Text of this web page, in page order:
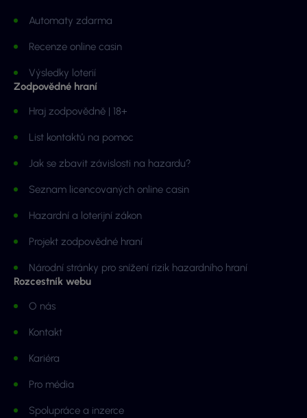
Automaty zdarma
Recenze online casin
Výsledky loterií
Zodpovědné hraní
Hraj zodpovědně | 18+
List kontaktů na pomoc
Jak se zbavit závislosti na hazardu?
Seznam licencovaných online casin
Hazardní a loterijní zákon
Projekt zodpovědné hraní
Národní stránky pro snížení rizik hazardního hraní
Rozcestník webu
O nás
Kontakt
Kariéra
Pro média
Spolupráce a inzerce